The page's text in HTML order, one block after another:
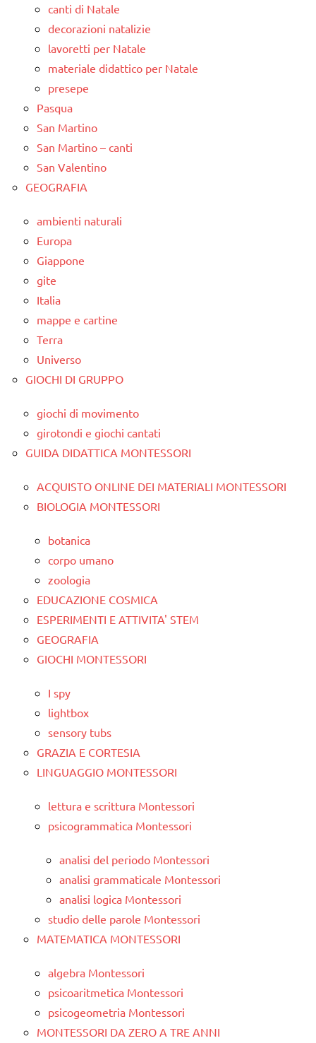
canti di Natale
decorazioni natalizie
lavoretti per Natale
materiale didattico per Natale
presepe
Pasqua
San Martino
San Martino – canti
San Valentino
GEOGRAFIA
ambienti naturali
Europa
Giappone
gite
Italia
mappe e cartine
Terra
Universo
GIOCHI DI GRUPPO
giochi di movimento
girotondi e giochi cantati
GUIDA DIDATTICA MONTESSORI
ACQUISTO ONLINE DEI MATERIALI MONTESSORI
BIOLOGIA MONTESSORI
botanica
corpo umano
zoologia
EDUCAZIONE COSMICA
ESPERIMENTI E ATTIVITA' STEM
GEOGRAFIA
GIOCHI MONTESSORI
I spy
lightbox
sensory tubs
GRAZIA E CORTESIA
LINGUAGGIO MONTESSORI
lettura e scrittura Montessori
psicogrammatica Montessori
analisi del periodo Montessori
analisi grammaticale Montessori
analisi logica Montessori
studio delle parole Montessori
MATEMATICA MONTESSORI
algebra Montessori
psicoaritmetica Montessori
psicogeometria Montessori
MONTESSORI DA ZERO A TRE ANNI